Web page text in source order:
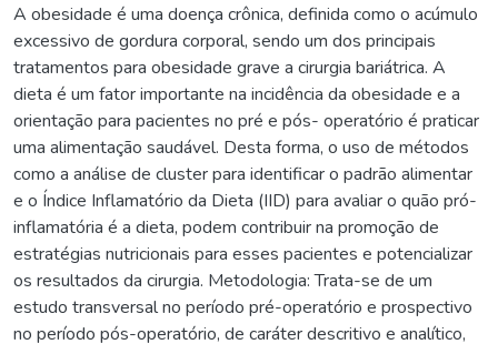
A obesidade é uma doença crônica, definida como o acúmulo
excessivo de gordura corporal, sendo um dos principais
tratamentos para obesidade grave a cirurgia bariátrica. A
dieta é um fator importante na incidência da obesidade e a
orientação para pacientes no pré e pós- operatório é praticar
uma alimentação saudável. Desta forma, o uso de métodos
como a análise de cluster para identificar o padrão alimentar
e o Índice Inflamatório da Dieta (IID) para avaliar o quão pró-
inflamatória é a dieta, podem contribuir na promoção de
estratégias nutricionais para esses pacientes e potencializar
os resultados da cirurgia. Metodologia: Trata-se de um
estudo transversal no período pré-operatório e prospectivo
no período pós-operatório, de caráter descritivo e analítico,